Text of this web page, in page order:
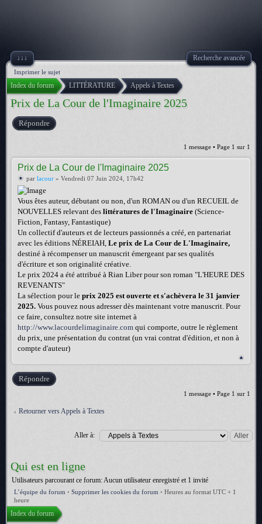
↓↓↓ Recherche avancée
Imprimer le sujet
Index du forum LITTÉRATURE Appels à Textes
Prix de La Cour de l'Imaginaire 2025
Répondre
1 message • Page 1 sur 1
Prix de La Cour de l'Imaginaire 2025
par lacour » Vendredi 07 Juin 2024, 17h42
Vous êtes auteur, débutant ou non, d'un ROMAN ou d'un RECUEIL de
NOUVELLES relevant des littératures de l'Imaginaire (Science-
Fiction, Fantasy, Fantastique)
Un collectif d'auteurs et de lecteurs passionnés a créé, en partenariat
avec les éditions NÉREIAH, Le prix de La Cour de L'Imaginaire,
destiné à récompenser un manuscrit émergeant par ses qualités
d'écriture et son originalité créative.
Le prix 2024 a été attribué à Rian Liber pour son roman "L'HEURE DES
REVENANTS"
La sélection pour le prix 2025 est ouverte et s'achèvera le 31 janvier
2025. Vous pouvez nous adresser dès maintenant votre manuscrit. Pour
ce faire, consultez notre site internet à
http://www.lacourdelimaginaire.com qui comporte, outre le règlement
du prix, une présentation du contrat (un vrai contrat d'édition, et non à
compte d'auteur)
Répondre
1 message • Page 1 sur 1
Retourner vers Appels à Textes
Aller à:
Qui est en ligne
Utilisateurs parcourant ce forum: Aucun utilisateur enregistré et 1 invité
L’équipe du forum • Supprimer les cookies du forum • Heures au format UTC + 1
heure
Index du forum